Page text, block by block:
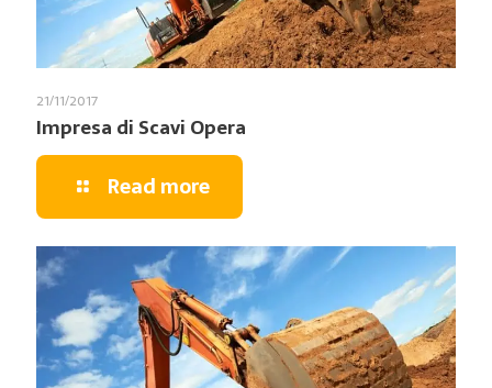
21/11/2017
Impresa di Scavi Opera
Read more